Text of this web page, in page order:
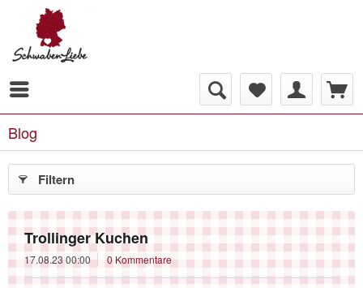
Blog
Filtern
Trollinger Kuchen
17.08.23 00:00 0 Kommentare